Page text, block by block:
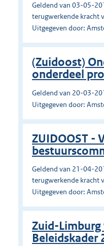
Geldend van 03-05-
terugwerkende kracht
Uitgegeven door:
(Zuidoost)
onderdeel
Geldend van 20-03-
Uitgegeven door:
ZUIDOOST -
Geldend van 21-04-
terugwerkende kracht
Uitgegeven door:
Zuid-
Beleidskader